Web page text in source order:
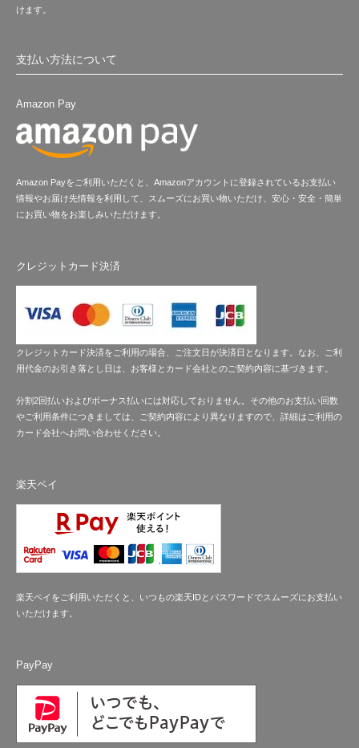
けます。
支払い方法について
Amazon Pay
Amazon Payをご利用いただくと、Amazonアカウントに登録されているお支払い
情報やお届け先情報を利用して、スムーズにお買い物いただけ、安心・安全・簡単
にお買い物をお楽しみいただけます。
クレジットカード決済
クレジットカード決済をご利用の場合、ご注文日が決済日となります。なお、ご利
用代金のお引き落とし日は、お客様とカード会社とのご契約内容に基づきます。
分割2回払いおよびボーナス払いには対応しておりません。その他のお支払い回数
やご利用条件につきましては、ご契約内容により異なりますので、詳細はご利用の
カード会社へお問い合わせください。
楽天ペイ
楽天ペイをご利用いただくと、いつもの楽天IDとパスワードでスムーズにお支払い
いただけます。
PayPay